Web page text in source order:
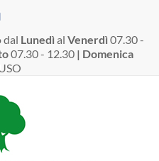
dal Lunedì al Venerdì 07.30 -
07.30 - 12.30 | Domenica